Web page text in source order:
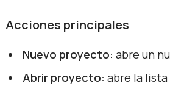
Acciones principales
Nuevo proyecto: abre un
Abrir proyecto: abre la